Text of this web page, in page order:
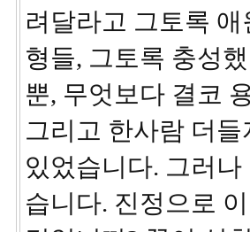
려달라고 그토록
형들, 그토록 충성
뿐, 무엇보다 결코
그리고 한사람 더
있었습니다. 그러
습니다. 진정으로